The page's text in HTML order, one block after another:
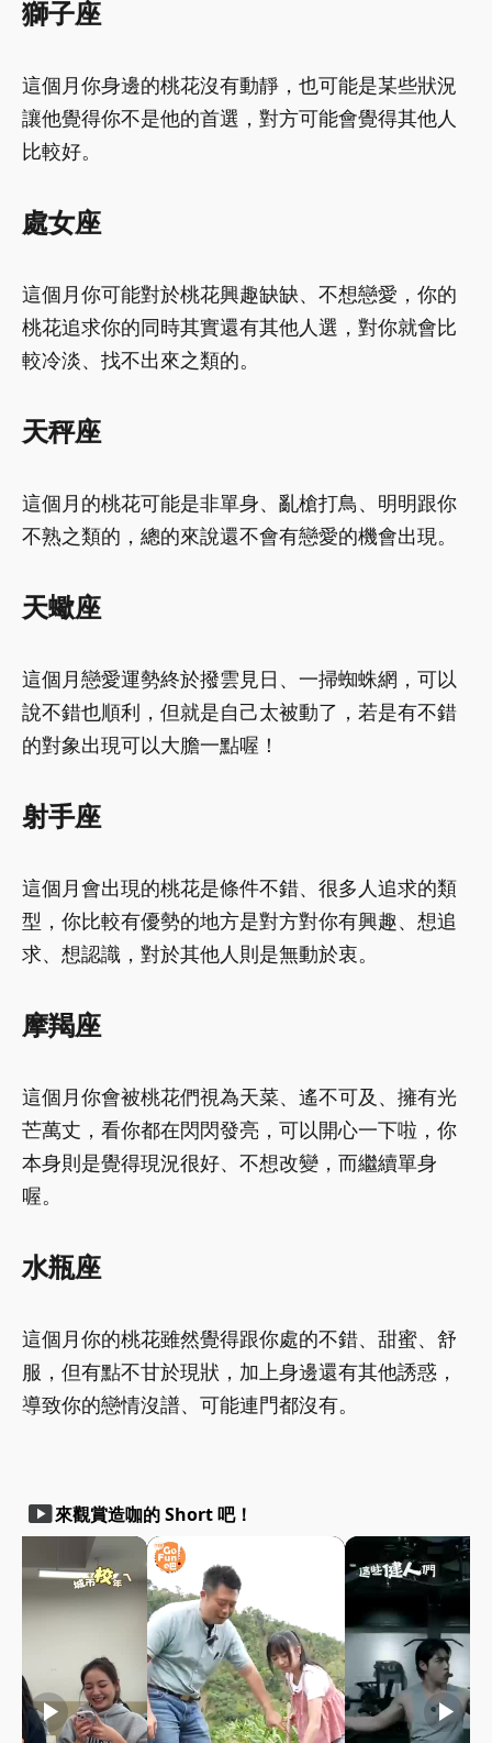
獅子座
這個月你身邊的桃花沒有動靜，也可能是某些狀況
讓他覺得你不是他的首選，對方可能會覺得其他人
比較好。
處女座
這個月你可能對於桃花興趣缺缺、不想戀愛，你的
桃花追求你的同時其實還有其他人選，對你就會比
較冷淡、找不出來之類的。
天秤座
這個月的桃花可能是非單身、亂槍打鳥、明明跟你
不熟之類的，總的來說還不會有戀愛的機會出現。
天蠍座
這個月戀愛運勢終於撥雲見日、一掃蜘蛛網，可以
說不錯也順利，但就是自己太被動了，若是有不錯
的對象出現可以大膽一點喔！
射手座
這個月會出現的桃花是條件不錯、很多人追求的類
型，你比較有優勢的地方是對方對你有興趣、想追
求、想認識，對於其他人則是無動於衷。
摩羯座
這個月你會被桃花們視為天菜、遙不可及、擁有光
芒萬丈，看你都在閃閃發亮，可以開心一下啦，你
本身則是覺得現況很好、不想改變，而繼續單身
喔。
水瓶座
這個月你的桃花雖然覺得跟你處的不錯、甜蜜、舒
服，但有點不甘於現狀，加上身邊還有其他誘惑，
導致你的戀情沒譜、可能連門都沒有。
smart_display來觀賞造咖的 Short 吧！
play_arrow play_arrow play_arrow